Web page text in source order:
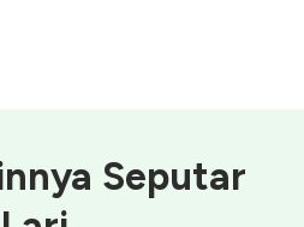
Seputar